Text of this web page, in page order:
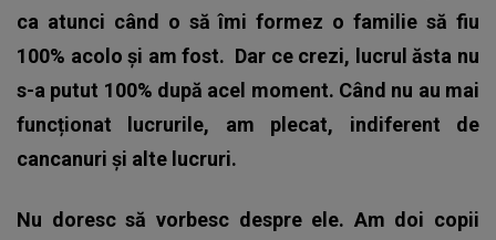
ca atunci când o să îmi formez o familie să fiu
100% acolo și am fost. Dar ce crezi, lucrul ăsta nu
s-a putut 100% după acel moment. Când nu au mai
funcționat lucrurile, am plecat, indiferent de
cancanuri și alte lucruri.
Nu doresc să vorbesc despre ele. Am doi copii